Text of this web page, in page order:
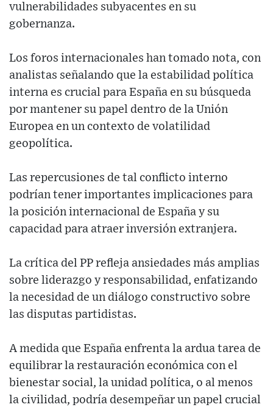
vulnerabilidades subyacentes en su
gobernanza.
Los foros internacionales han tomado nota, con
analistas señalando que la estabilidad política
interna es crucial para España en su búsqueda
por mantener su papel dentro de la Unión
Europea en un contexto de volatilidad
geopolítica.
Las repercusiones de tal conflicto interno
podrían tener importantes implicaciones para
la posición internacional de España y su
capacidad para atraer inversión extranjera.
La crítica del PP refleja ansiedades más amplias
sobre liderazgo y responsabilidad, enfatizando
la necesidad de un diálogo constructivo sobre
las disputas partidistas.
A medida que España enfrenta la ardua tarea de
equilibrar la restauración económica con el
bienestar social, la unidad política, o al menos
la civilidad, podría desempeñar un papel crucial